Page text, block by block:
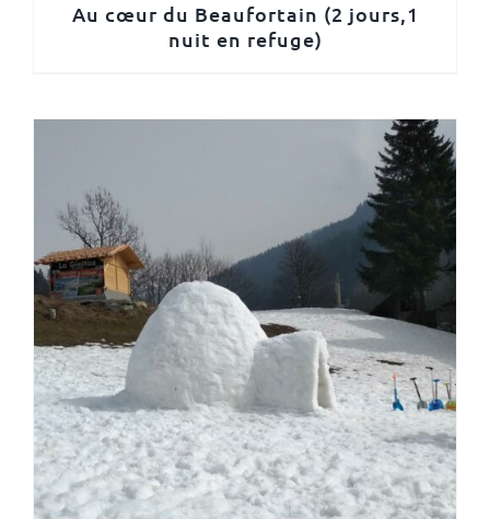
Au cœur du Beaufortain (2 jours,1
nuit en refuge)